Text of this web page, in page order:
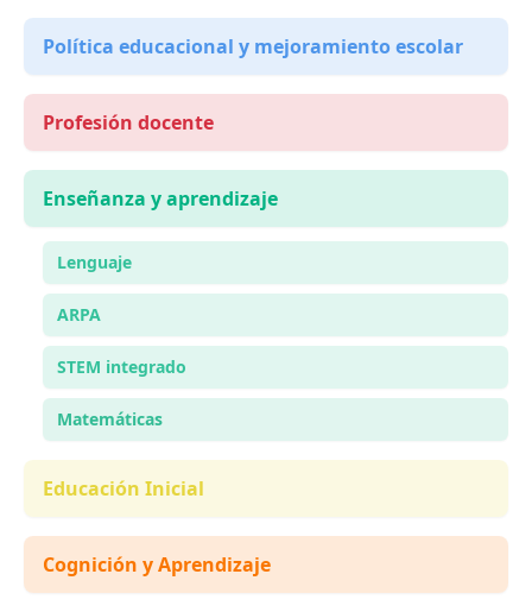
Política educacional y mejoramiento escolar
Profesión docente
Enseñanza y aprendizaje
Lenguaje
ARPA
STEM integrado
Matemáticas
Educación Inicial
Cognición y Aprendizaje